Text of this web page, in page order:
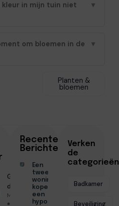
kleur in mijn tuin niet
▼
om bloemen in de
▼
Planten &
bloemen
Geschreven
door
Menno Maas
● Januari 15,
Recente
Berichten
Een
tweede
woning
kopen met
een
hypotheek
Verken
de
categorieën
Badkamer
Beveiliging